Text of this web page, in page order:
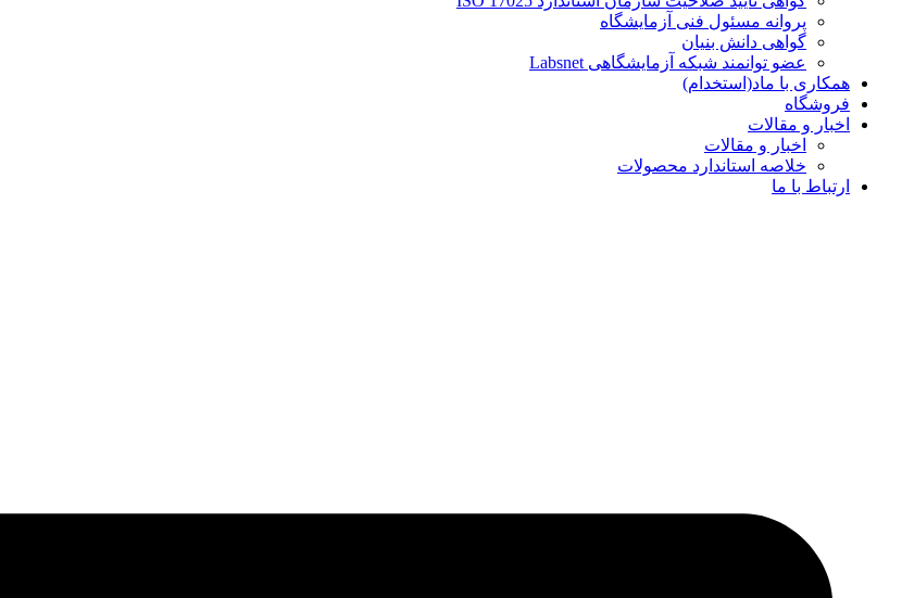
پروانه مسئول فنی آزمایشگاه
گواهی دانش بنیان
عضو توانمند شبکه آزمایشگاهی Labsnet
همکاری با ماد(استخدام)
فروشگاه
اخبار و مقالات
اخبار و مقالات
خلاصه استاندارد محصولات
ارتباط با ما